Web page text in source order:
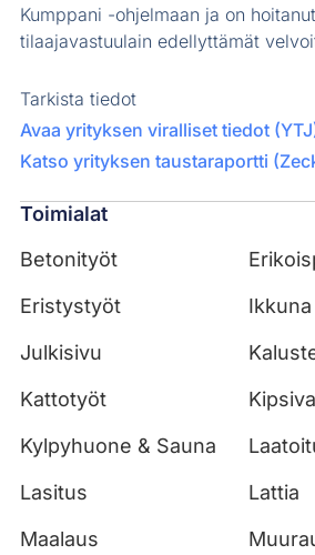
Kumppani -ohjelmaan ja on hoitanut
tilaajavastuulain edellyttämät
Tarkista tiedot
Avaa yrityksen viralliset tiedot
Katso yrityksen taustaraportti
Toimialat
Betonityöt
Eristystyöt
Julkisivu
Kattotyöt
Kylpyhuone & Sauna
Lasitus
Lattia
Maalaus